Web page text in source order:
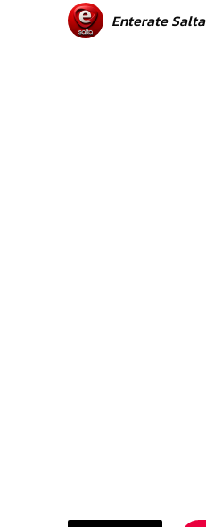
Enterate Salta